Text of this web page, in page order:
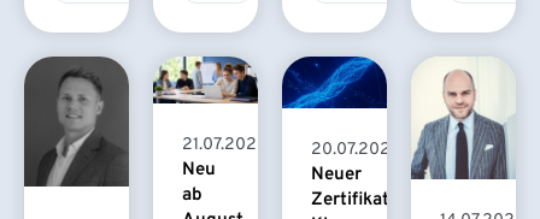
21.07.2026
Neu
ab
20.07.2026
Neuer
Zertifikatskurs